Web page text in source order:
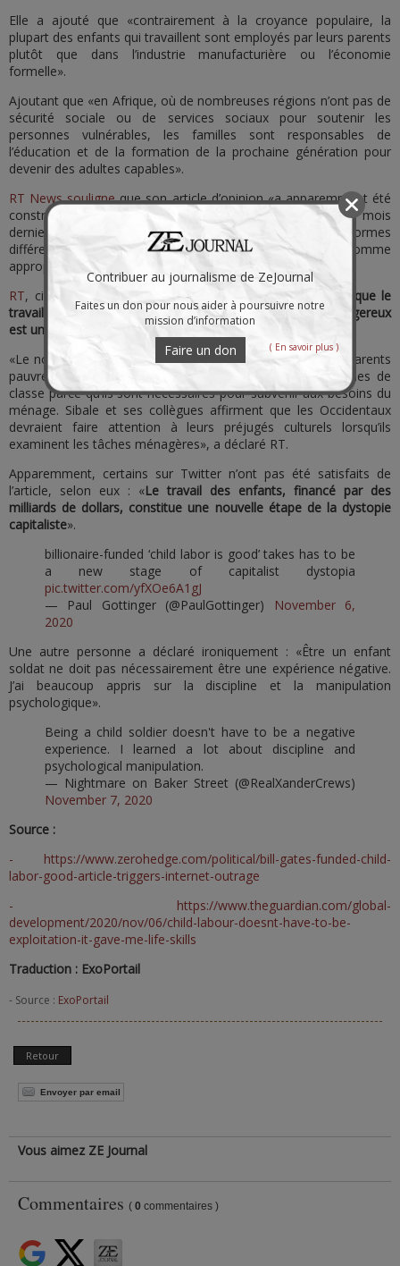
Elle a ajouté que «contrairement à la croyance populaire, la
plupart des enfants qui travaillent sont employés par leurs parents
plutôt que dans l’industrie manufacturière ou l’économie
formelle».
Ajoutant que «en Afrique, où de nombreuses régions n’ont pas de
sécurité sociale ou de services sociaux pour soutenir les
personnes vulnérables, les familles sont responsables de
l’éducation et de la formation de la prochaine génération pour
devenir des adultes capables».
RT News souligneque son article d’opinion «a apparemment été
construit sur les discussions d’un séminaire organisé le mois
dernier par Palladium. Le fait que les cultures aient des normes
différentes sur le travail qui devrait être considéré comme
approprié pour un enfant est difficilement discutable».
RT, citant l’Organisation internationale du travail, affirme
que le
travail des enfants qui entrave l’éducation ou qui est dangereux
est une forme de travail des enfants .
«Le nœud du problème est de savoir comment traiter les parents
pauvres et sales, qui gardent leurs enfants hors des salles de
classe parce qu’ils sont nécessaires pour subvenir aux besoins du
ménage. Sibale et ses collègues affirment que les Occidentaux
devraient faire attention à leurs préjugés culturels lorsqu’ils
examinent les tâches ménagères», a déclaré RT.
Apparemment, certains sur Twitter n’ont pas été satisfaits de
l’article, selon eux : «Le travail des enfants, financé par des
milliards de dollars, constitue une nouvelle étape de la dystopie
capitaliste».
billionaire-funded ‘child labor is good’ takes has to be
a new stage of capitalist dystopia
pic.twitter.com/yfXOe6A1gJ
— Paul Gottinger (@PaulGottinger)
November 6,
2020
Une autre personne a déclaré ironiquement : «Être un enfant
soldat ne doit pas nécessairement être une expérience négative.
J’ai beaucoup appris sur la discipline et la manipulation
psychologique».
Being a child soldier doesn't have to be a negative
experience. I learned a lot about discipline and
psychological manipulation.
— Nightmare on Baker Street (@RealXanderCrews)
November 7, 2020
Source :
- https://www.zerohedge.com/political/bill-gates-funded-child-
labor-good-article-triggers-internet-outrage
- https://www.theguardian.com/global-
development/2020/nov/06/child-labour-doesnt-have-to-be-
exploitation-it-gave-me-life-skills
Traduction : ExoPortail
- Source : ExoPortail
Retour
Envoyer par email
Vous aimez ZE Journal
Commentaires ( 0 commentaires )
Contribuer au journalisme de ZeJournal
Faites un don pour nous aider à poursuivre notre
mission d’information
Faire un don ( En savoir plus )